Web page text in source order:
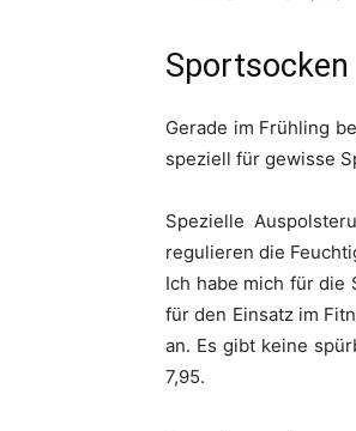
Sportsocken
Gerade im Frühling
speziell für gewisse
Spezielle
regulieren die
Ich habe mich für die
für den Einsatz im
an. Es gibt keine
7,95.